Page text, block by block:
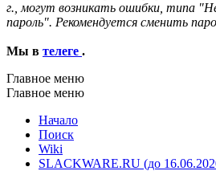
г., могут возникать ошибки, типа
пароль". Рекомендуется сменить
Мы в телеге .
Главное меню
Главное меню
Начало
Поиск
Wiki
SLACKWARE.RU (до